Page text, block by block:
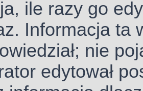
ile razy go
Informacja ta
nie
edytował